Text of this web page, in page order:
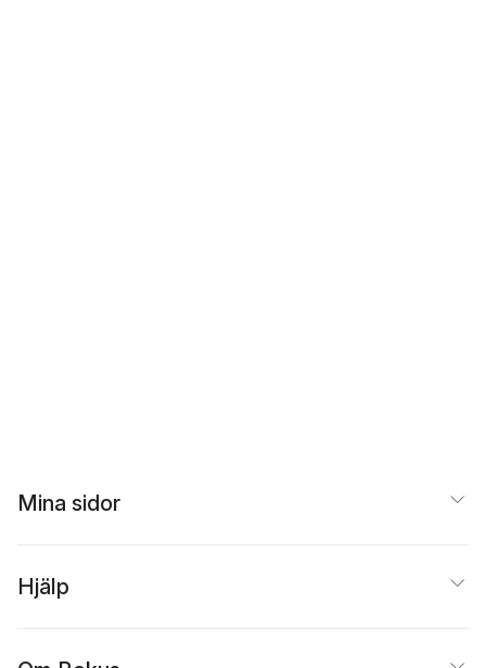
Mina sidor
Hjälp